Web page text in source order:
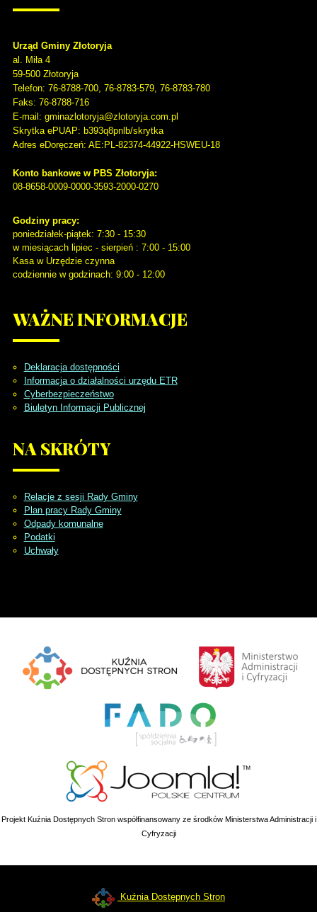
Urząd Gminy Złotoryja
al. Miła 4
59-500 Złotoryja
Telefon: 76-8788-700, 76-8783-579, 76-8783-780
Faks: 76-8788-716
E-mail: gminazlotoryja@zlotoryja.com.pl
Skrytka ePUAP: b393q8pnlb/skrytka
Adres eDoręczeń: AE:PL-82374-44922-HSWEU-18
Konto bankowe w PBS Złotoryja:
08-8658-0009-0000-3593-2000-0270
Godziny pracy:
poniedziałek-piątek: 7:30 - 15:30
w miesiącach lipiec - sierpień : 7:00 - 15:00
Kasa w Urzędzie czynna
codziennie w godzinach: 9:00 - 12:00
WAŻNEINFORMACJE
Deklaracja dostępności
Informacja o działalności urzędu ETR
Cyberbezpieczeństwo
Biuletyn Informacji Publicznej
NA SKRÓTY
Relacje z sesji Rady Gminy
Plan pracy Rady Gminy
Odpady komunalne
Podatki
Uchwały
Projekt Kuźnia Dostępnych Stron współfinansowany ze środków Ministerstwa Administracji i
Cyfryzacji
Kuźnia Dostępnych Stron